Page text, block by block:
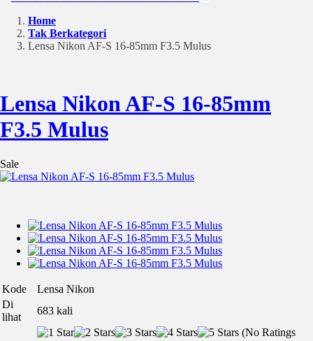
Home
Tak Berkategori
Lensa Nikon AF-S 16-85mm F3.5 Mulus
Lensa Nikon AF-S 16-85mm
F3.5 Mulus
Sale
Kode
Lensa Nikon
Di
lihat
683 kali
(No Ratings